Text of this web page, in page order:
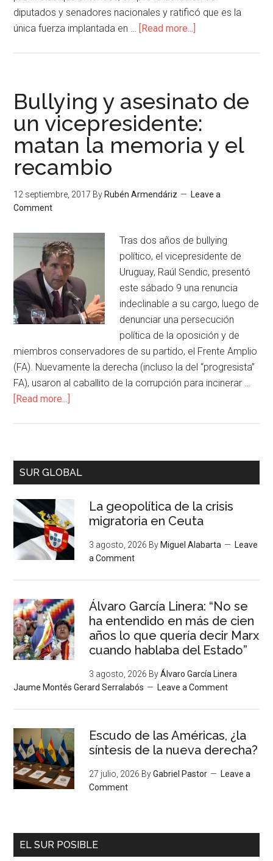
diputados y senadores nacionales y ratificó que es la
única fuerza implantada en … [Read more...]
Bullying y asesinato de
un vicepresidente:
matan la memoria y el
recambio
12 septiembre, 2017 By Rubén Armendáriz
Leave a
Comment
Tras dos años de bullying
político, el vicepresidente de
Uruguay, Raúl Sendic, presentó
este sábado 9 una renuncia
indeclinable a su cargo, luego de
denunciar una persecución
política de la oposición y de
miembros conservadores de su partido, el Frente Amplio
(FA). Nuevamente la derecha (incluso la del “progresista”
FA), usaron al caballito de la corrupción para incinerar …
[Read more...]
SUR GLOBAL
La geopolítica de la crisis
migratoria en Ceuta
3 agosto, 2026 By Miguel Alabarta
Leave
a Comment
Álvaro García Linera: “No se
ha entendido en más de cien
años lo que quería decir Marx
cuando hablaba del Estado”
3 agosto, 2026 ByÁlvaro García Linera
Jaume Montés Gerard Serralabós
Leave a Comment
Escudo de las Américas, ¿la
síntesis de la nueva derecha?
27 julio, 2026 ByGabriel Pastor
Leave a
Comment
EL SUR POSIBLE